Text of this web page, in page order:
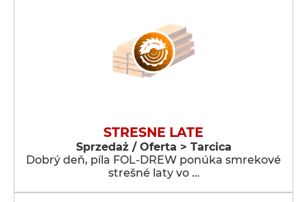
STRESNE LATE
Sprzedaż / Oferta > Tarcica
Dobrý deň, píla FOL-DREW ponúka smrekové
strešné laty vo …